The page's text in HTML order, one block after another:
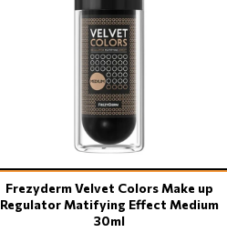
Frezyderm Velvet Colors Make up
Regulator Matifying Effect Medium
30ml